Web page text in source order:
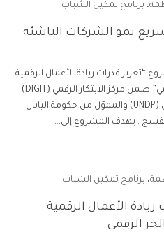
، برنامج تمكين الشباب
نمو الشركات الناشئة
قدرات ريادة الأعمال الرقمية
وتحسين الجاهزية للعمل الحر الرقمي” ضمن مركز الابتكار الرقمي (DIGIT)
التابع لبرنامج الأمم المتحدة الإنمائي (UNDP) والمموّل من حكومة اليابان
، برنامج تمكين الشباب
الأعمال الرقمية
الرقمي